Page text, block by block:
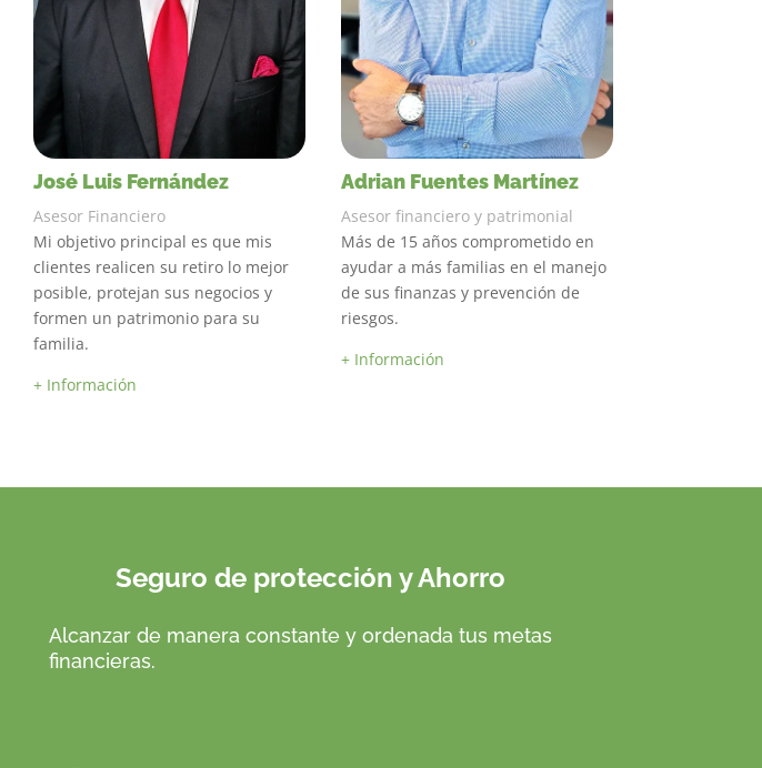
José Luis Fernández
Asesor Financiero
Mi objetivo principal es que mis
clientes realicen su retiro lo mejor
posible, protejan sus negocios y
formen un patrimonio para su
familia.
+ Información
Adrian Fuentes Martínez
Asesor financiero y patrimonial
Más de 15 años comprometido en
ayudar a más familias en el manejo
de sus finanzas y prevención de
riesgos.
+ Información
Seguro de protección y Ahorro
Alcanzar de manera constante y ordenada tus metas
financieras.